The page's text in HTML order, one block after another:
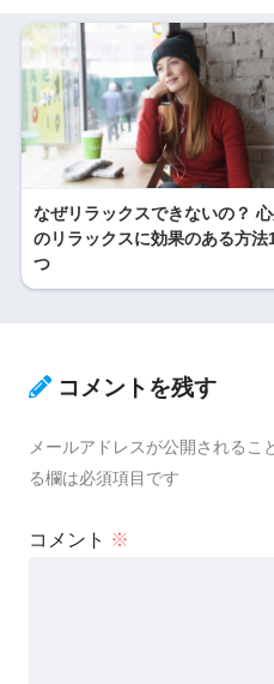
なぜリラックスできないの？
のリラックスに効果のある方法
つ
コメントを残す
メールアドレスが公開されるこ
る欄は必須項目です
コメント ※